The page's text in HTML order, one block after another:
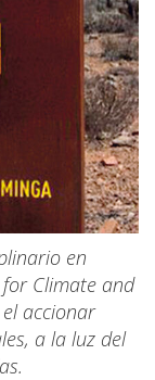
en
for Climate and
el accionar
a la luz del